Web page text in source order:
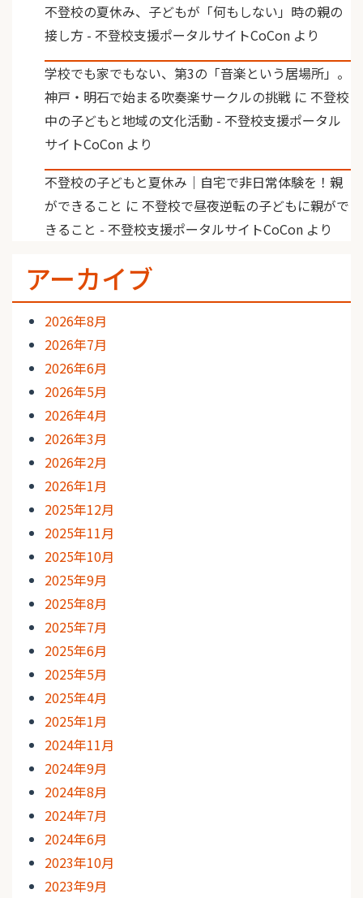
不登校の夏休み、子どもが「何もしない」時の親の
接し方 - 不登校支援ポータルサイトCoCon より
学校でも家でもない、第3の「音楽という居場所」。
神戸・明石で始まる吹奏楽サークルの挑戦 に 不登校
中の子どもと地域の文化活動 - 不登校支援ポータル
サイトCoCon より
不登校の子どもと夏休み｜自宅で非日常体験を！親
ができること に 不登校で昼夜逆転の子どもに親がで
きること - 不登校支援ポータルサイトCoCon より
アーカイブ
2026年8月
2026年7月
2026年6月
2026年5月
2026年4月
2026年3月
2026年2月
2026年1月
2025年12月
2025年11月
2025年10月
2025年9月
2025年8月
2025年7月
2025年6月
2025年5月
2025年4月
2025年1月
2024年11月
2024年9月
2024年8月
2024年7月
2024年6月
2023年10月
2023年9月